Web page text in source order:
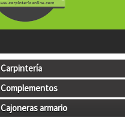
Carpintería
Complementos
Cajoneras armario